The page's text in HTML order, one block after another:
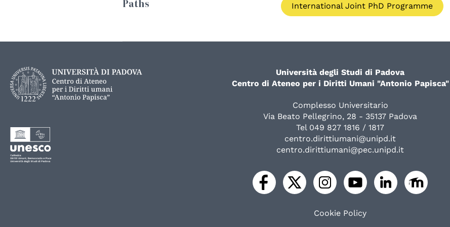
Paths International Joint PhD Programme
Università degli Studi di Padova
Centro di Ateneo per i Diritti Umani "Antonio Papisca"
Complesso Universitario
Via Beato Pellegrino, 28 - 35137 Padova
Tel 049 827 1816 / 1817
centro.dirittiumani@unipd.it
centro.dirittiumani@pec.unipd.it
Cookie Policy